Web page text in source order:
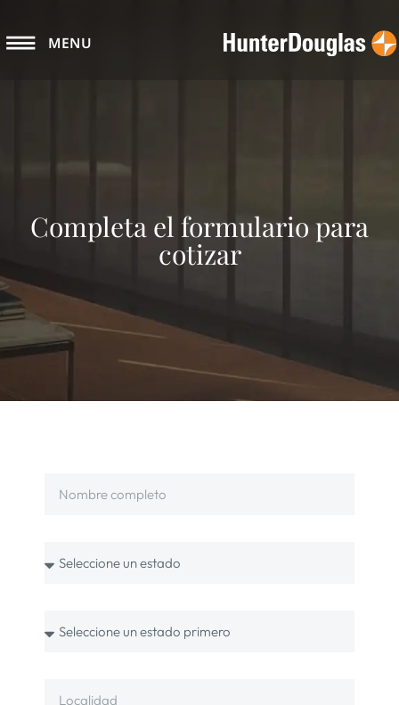
MENU
Completa el formulario para
cotizar